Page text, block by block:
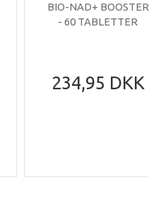
BIO-NAD+ BOOSTER
- 60 TABLETTER
234,95 DKK